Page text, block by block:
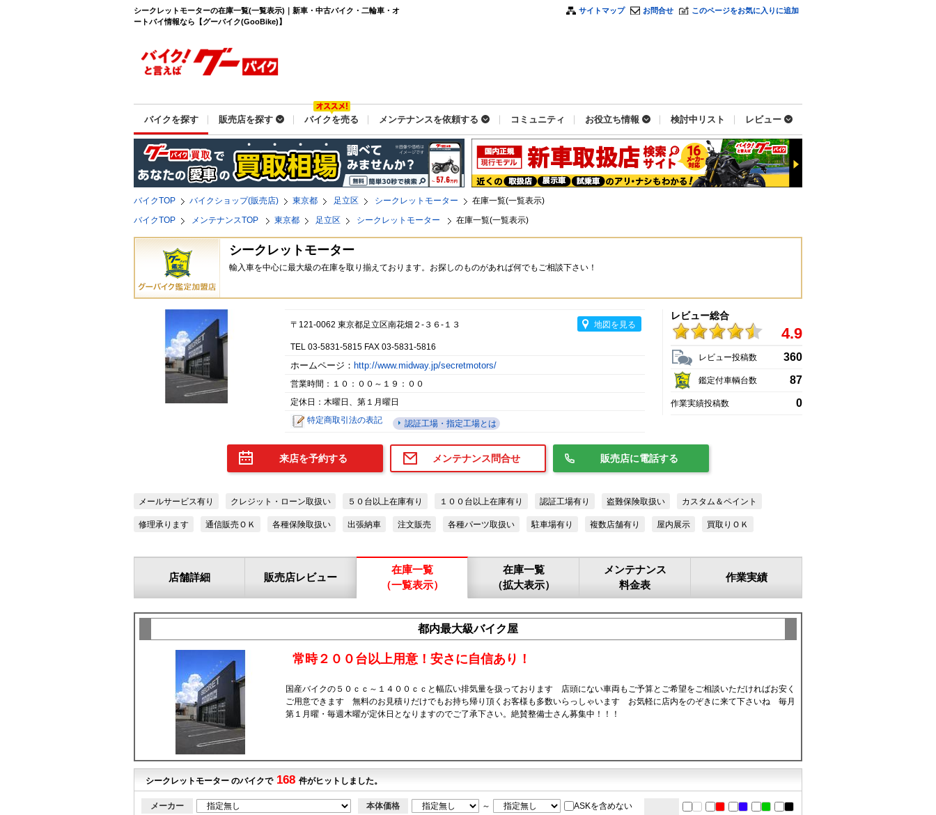
シークレットモーターの在庫一覧(一覧表示)｜新車・中古バイク・二輪車・オ
ートバイ情報なら【グーバイク(GooBike)】
サイトマップ お問合せ このページをお気に入りに追加
バイクを探す 販売店を探す バイクを売る メンテナンスを依頼する コミュニティ お役立ち情報 検討中リスト レビュー
バイクTOP バイクショップ(販売店) 東京都 足立区 シークレットモーター
在庫一覧(一覧表示)
バイクTOP
メンテナンスTOP 東京都 足立区 シークレットモーター 在庫一覧(一覧表示)
シークレットモーター
輸入車を中心に最大級の在庫を取り揃えております。お探しのものがあれば何でもご相談下さい！
〒121-0062 東京都足立区南花畑２-３６-１３ 地図を見る
TEL 03-5831-5815 FAX 03-5831-5816
ホームページ： http://www.midway.jp/secretmotors/
営業時間：１０：００～１９：００
定休日：木曜日、第１月曜日
特定商取引法の表記
認証工場・指定工場とは
レビュー総合
4.9
レビュー投稿数 360
鑑定付車輌台数 87
作業実績投稿数 0
来店を予約する メンテナンス問合せ 販売店に電話する
メールサービス有り クレジット・ローン取扱い ５０台以上在庫有り １００台以上在庫有り 認証工場有り 盗難保険取扱い カスタム＆ペイント
修理承ります 通信販売ＯＫ 各種保険取扱い 出張納車 注文販売 各種パーツ取扱い 駐車場有り 複数店舗有り 屋内展示 買取りＯＫ
店舗詳細 販売店レビュー
在庫一覧
（一覧表示）
在庫一覧
（拡大表示）
メンテナンス
料金表
作業実績
都内最大級バイク屋
常時２００台以上用意！安さに自信あり！
国産バイクの５０ｃｃ～１４００ｃｃと幅広い排気量を扱っております 店頭にない車両もご予算とご希望をご相談いただければお安く
ご用意できます 無料のお見積りだけでもお持ち帰り頂くお客様も多数いらっしゃいます お気軽に店内をのぞきに来て下さいね 毎月
第１月曜・毎週木曜が定休日となりますのでご了承下さい。絶賛整備士さん募集中！！！
シークレットモーター のバイクで 168 件がヒットしました。
メーカー
本体価格 ～
ASKを含めない